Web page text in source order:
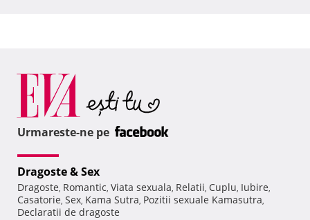
Urmareste-ne pe
Dragoste & Sex
Dragoste, Romantic, Viata sexuala, Relatii, Cuplu, Iubire,
Casatorie, Sex, Kama Sutra, Pozitii sexuale Kamasutra,
Declaratii de dragoste